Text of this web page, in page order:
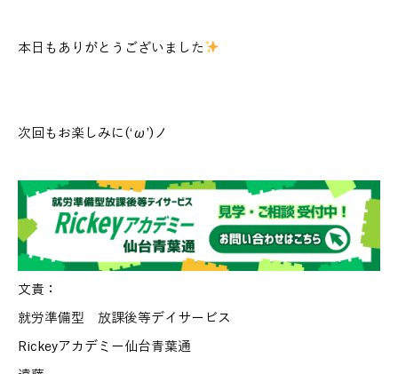
本日もありがとうございました
次回もお楽しみに(‘ω’)ノ
文責：
就労準備型 放課後等デイサービス
Rickeyアカデミー仙台青葉通